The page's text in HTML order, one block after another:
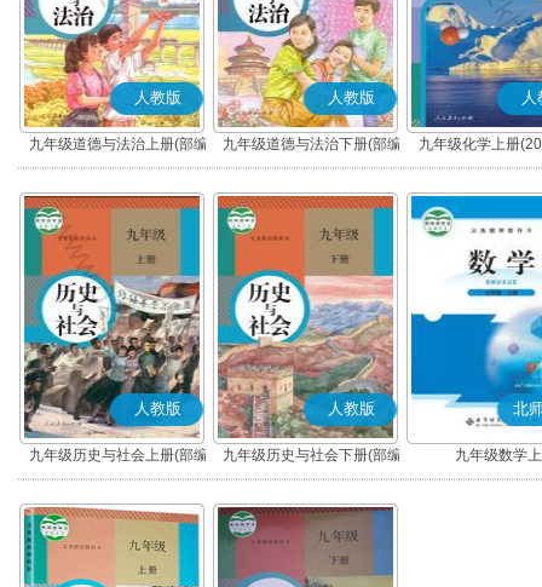
人教版
九年级道德与法治上册(部编
版)
人教版
九年级道德与法治下册(部编
版)
人
九年级化学上册
人教版
九年级历史与社会上册(部编
版)
人教版
九年级历史与社会下册(部编
版)
北
九年级数学